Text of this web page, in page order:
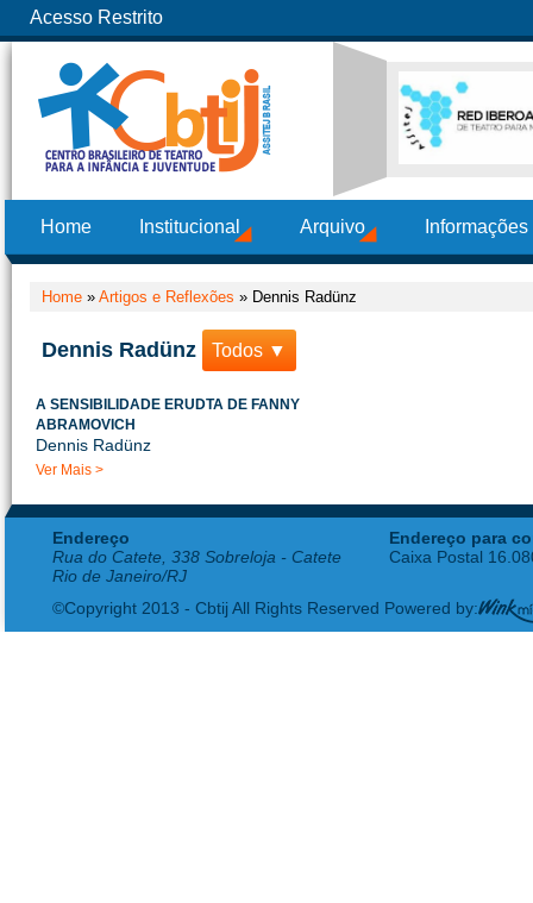
Acesso Restrito
Home Institucional Arquivo
Home » Artigos e Reflexões » Dennis Radünz
Dennis Radünz Todos ▼
A SENSIBILIDADE ERUDTA DE FANNY
ABRAMOVICH
Dennis Radünz
Ver Mais >
Endereço
Rua do Catete, 338 Sobreloja - Catete
Rio de Janeiro/RJ
Endereço para
Caixa Postal
©Copyright 2013 - Cbtij All Rights Reserved Powered by: